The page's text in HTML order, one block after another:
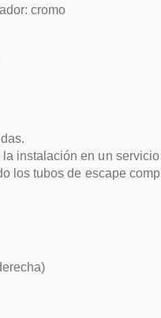
cromo
instalación en un
los tubos de escape